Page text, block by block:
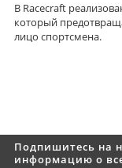
В Racecraft
который
лицо спортсмена.
Подпишитесь на
информацию о